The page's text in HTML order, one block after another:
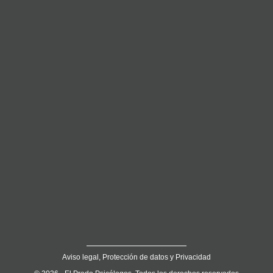
Aviso legal, Protección de datos y Privacidad